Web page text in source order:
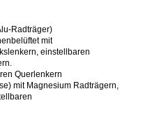
Radträger)
mit
einstellbaren
Querlenkern
mit Magnesium Radträgern,